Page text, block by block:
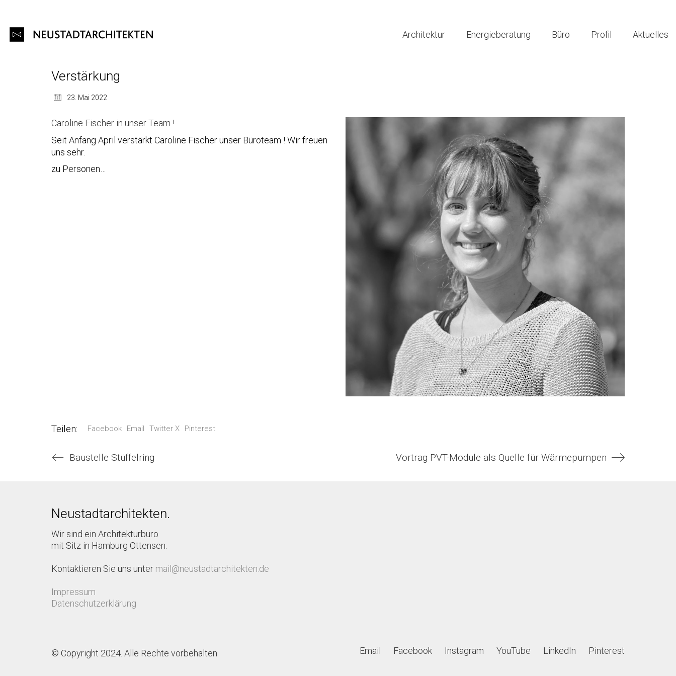
Architektur Energieberatung Büro Profil Aktuelles
Verstärkung
23. Mai 2022
Caroline Fischer in unser Team !
Seit Anfang April verstärkt Caroline Fischer unser Büroteam ! Wir freuen
uns sehr.
zu Personen…
Teilen: Facebook Email Twitter X Pinterest
Baustelle Stüffelring Vortrag PVT-Module als Quelle für Wärmepumpen
Neustadtarchitekten.
Wir sind ein Architekturbüro
mit Sitz in Hamburg Ottensen.
Kontaktieren Sie uns unter mail@neustadtarchitekten.de
Impressum
Datenschutzerklärung
Email Facebook Instagram YouTube LinkedIn Pinterest
© Copyright 2024. Alle Rechte vorbehalten